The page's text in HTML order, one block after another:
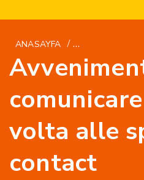
ANASAYFA / IT+DONNE-
volta alle
contact